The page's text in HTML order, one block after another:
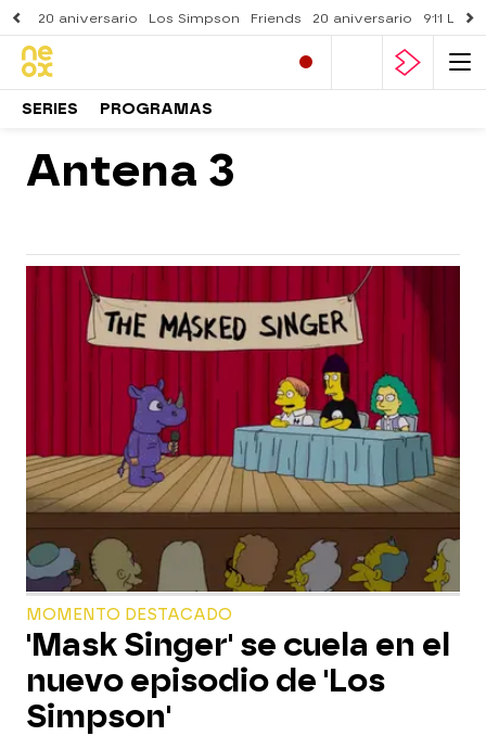
20 aniversario Los Simpson Friends 20 aniversario 911
SERIES PROGRAMAS
Antena 3
MOMENTO DESTACADO
'Mask Singer' se cuela en el
nuevo episodio de 'Los
Simpson'